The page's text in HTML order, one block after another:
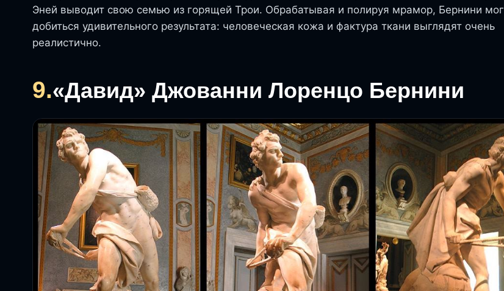
Эней выводит свою семью из горящей Трои. Обрабатывая и полируя мрамор, Бернини мог
добиться удивительного результата: человеческая кожа и фактура ткани выглядят очень
реалистично.
9.«Давид» Джованни Лоренцо Бернини